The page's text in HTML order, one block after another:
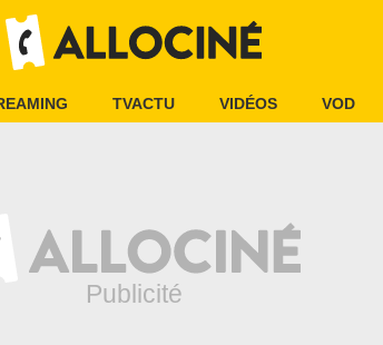
TVACTU VIDÉOS VOD